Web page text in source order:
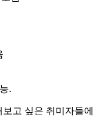
.
고 싶은 취미자들에